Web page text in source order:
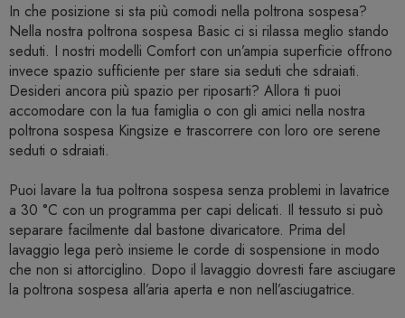
In che posizione si sta più comodi nella poltrona sospesa?
Nella nostra poltrona sospesa Basic ci si rilassa meglio stando
seduti. I nostri modelli Comfort con un’ampia superficie offrono
invece spazio sufficiente per stare sia seduti che sdraiati.
Desideri ancora più spazio per riposarti? Allora ti puoi
accomodare con la tua famiglia o con gli amici nella nostra
poltrona sospesa Kingsize e trascorrere con loro ore serene
seduti o sdraiati.
Puoi lavare la tua poltrona sospesa senza problemi in lavatrice
a 30 °C con un programma per capi delicati. Il tessuto si può
separare facilmente dal bastone divaricatore. Prima del
lavaggio lega però insieme le corde di sospensione in modo
che non si attorciglino. Dopo il lavaggio dovresti fare asciugare
la poltrona sospesa all’aria aperta e non nell’asciugatrice.